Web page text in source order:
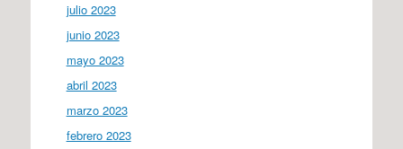
julio 2023
junio 2023
mayo 2023
abril 2023
marzo 2023
febrero 2023